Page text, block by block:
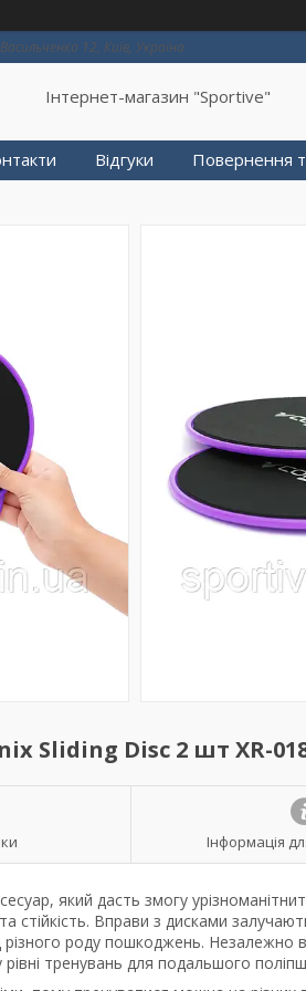
12, Київ, Україна
Інтернет-магазин "Sportive"
Відгуки Повернення
Sliding Disc 2 шт XR-
Інформація
який дасть змогу
Вправи з дисками
різного роду пошкоджень. Незалежно
тренувань для подальшого